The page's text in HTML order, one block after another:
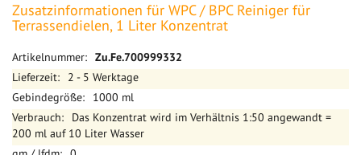
Zusatzinformationen für WPC / BPC Reiniger für
Terrassendielen, 1 Liter Konzentrat
Mehr
Informationen
Zu.Fe.700999332
2 - 5 Werktage
1000 ml
Das Konzentrat wird im Verhältnis 1:50 angewandt =
200 ml auf 10 Liter Wasser